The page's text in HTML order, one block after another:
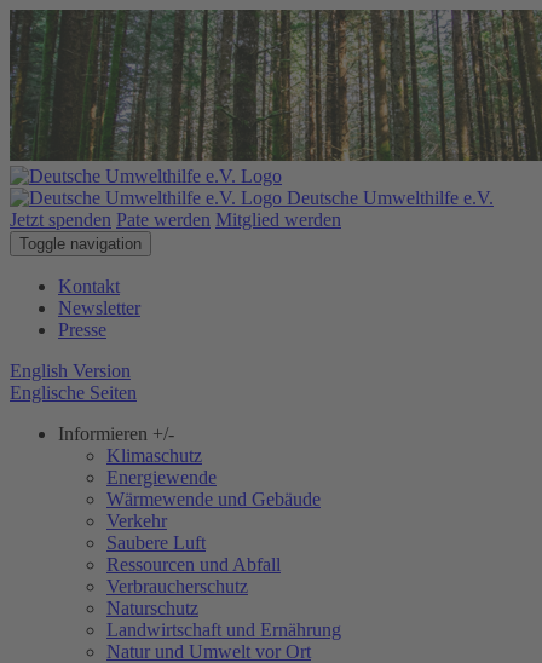
Deutsche Umwelthilfe e.V.
Jetzt spenden Pate werden Mitglied werden
Toggle navigation
Kontakt
Newsletter
Presse
English Version
Englische Seiten
Informieren +/-
Klimaschutz
Energiewende
Wärmewende und Gebäude
Verkehr
Saubere Luft
Ressourcen und Abfall
Verbraucherschutz
Naturschutz
Landwirtschaft und Ernährung
Natur und Umwelt vor Ort